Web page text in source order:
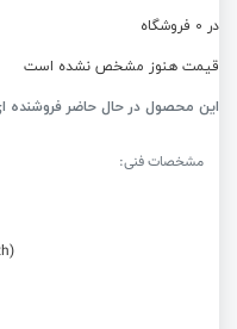
در 0 فروشگاه
قیمت هنوز مشخص نشده است
این محصول در حال حاضر فروشنده
مشخصات فنی: